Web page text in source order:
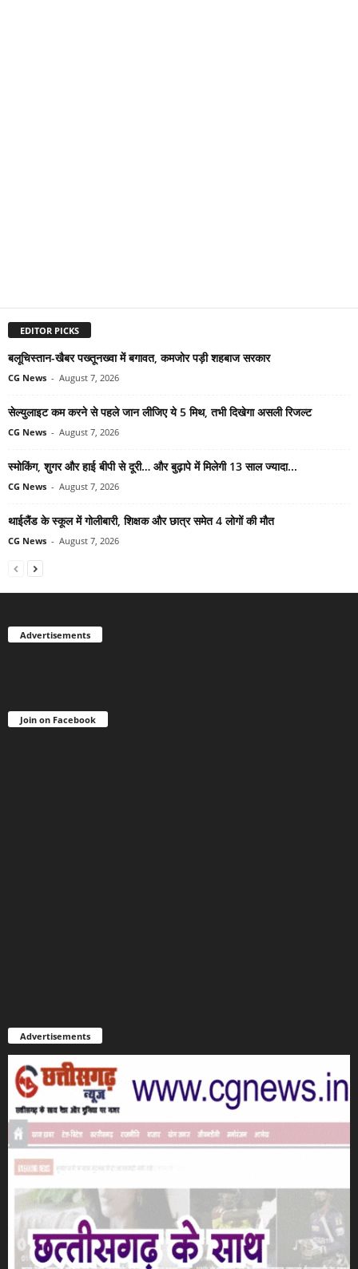
EDITOR PICKS
बलूचिस्तान-खैबर पख्तूनख्वा में बगावत, कमजोर पड़ी शहबाज सरकार
CG News - August 7, 2026
सेल्युलाइट कम करने से पहले जान लीजिए ये 5 मिथ, तभी दिखेगा असली रिजल्ट
CG News - August 7, 2026
स्मोकिंग, शुगर और हाई बीपी से दूरी… और बुढ़ापे में मिलेगी 13 साल ज्यादा...
CG News - August 7, 2026
थाईलैंड के स्कूल में गोलीबारी, शिक्षक और छात्र समेत 4 लोगों की मौत
CG News - August 7, 2026
Advertisements
Join on Facebook
Advertisements